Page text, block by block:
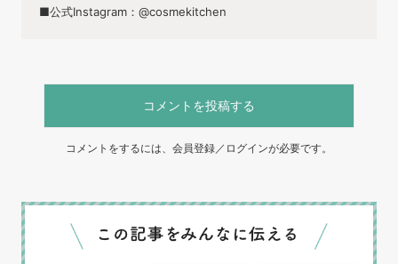
■公式Instagram：@cosmekitchen
コメントを投稿する
コメントをするには、会員登録／ログインが必要です。